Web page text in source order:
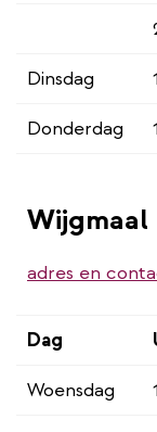
Dinsdag
Donderdag
Wijgmaal
adres en
Dag
Woensdag